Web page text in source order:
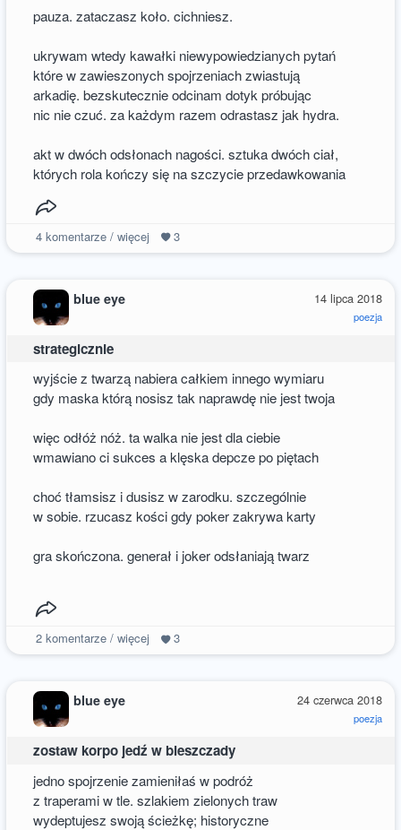
pauza. zataczasz koło. cichniesz.
ukrywam wtedy kawałki niewypowiedzianych pytań
które w zawieszonych spojrzeniach zwiastują
arkadię. bezskutecznie odcinam dotyk próbując
nic nie czuć. za każdym razem odrastasz jak hydra.
akt w dwóch odsłonach nagości. sztuka dwóch ciał,
których rola kończy się na szczycie przedawkowania
4komentarze / więcej 3
14 lipca 2018
poezja
blue eye
strategicznie
wyjście z twarzą nabiera całkiem innego wymiaru
gdy maska którą nosisz tak naprawdę nie jest twoja
więc odłóż nóż. ta walka nie jest dla ciebie
wmawiano ci sukces a klęska depcze po piętach
choć tłamsisz i dusisz w zarodku. szczególnie
w sobie. rzucasz kości gdy poker zakrywa karty
gra skończona. generał i joker odsłaniają twarz
2komentarze / więcej 3
24 czerwca 2018
poezja
blue eye
zostaw korpo jedź w bieszczady
jedno spojrzenie zamieniłaś w podróż
z traperami w tle. szlakiem zielonych traw
wydeptujesz swoją ścieżkę; historyczne